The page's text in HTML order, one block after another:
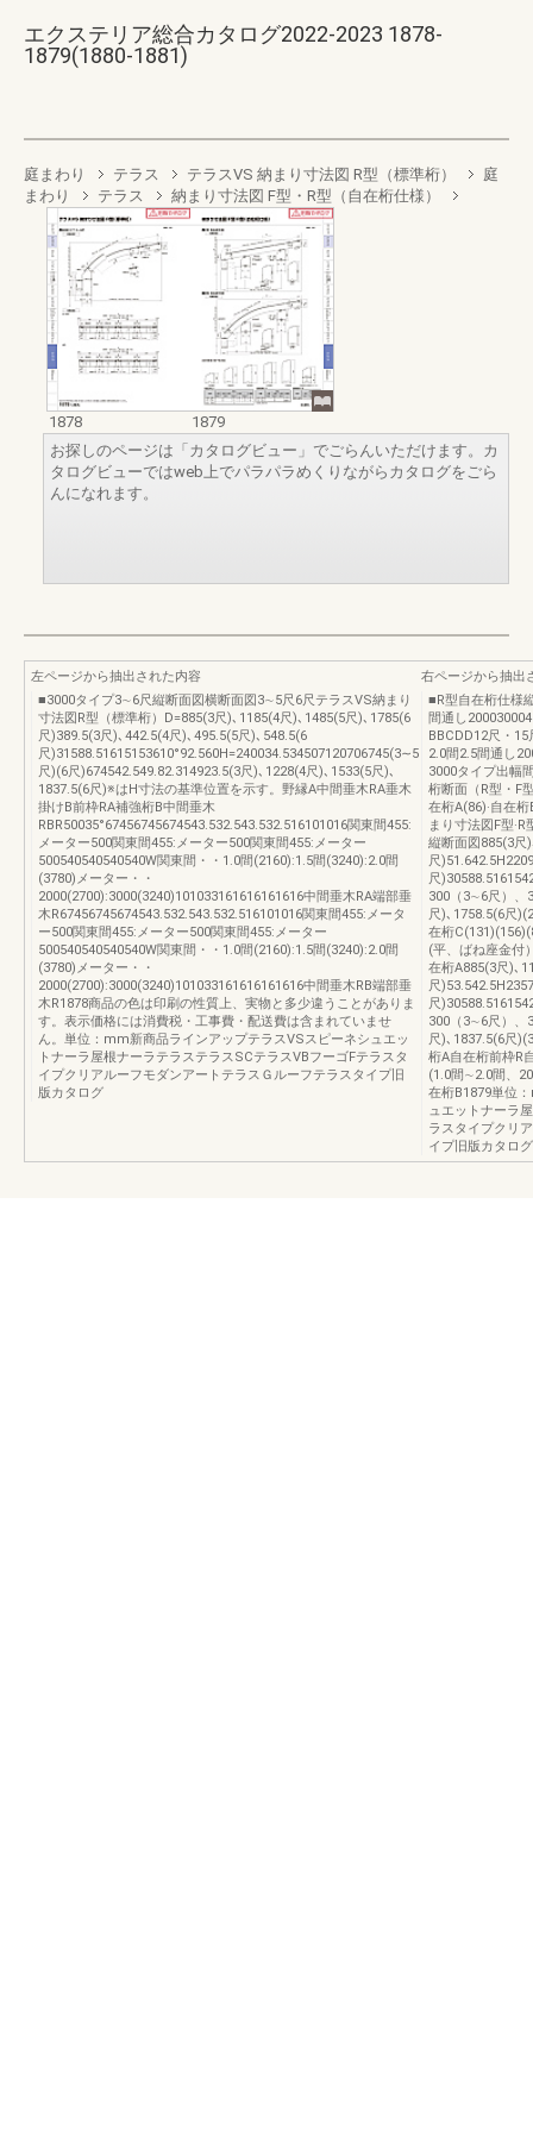
エクステリア総合カタログ2022-2023 1878-
1879(1880-1881)
庭まわり テラス テラスVS 納まり寸法図 R型（標準桁）
庭
まわり
テラス 納まり寸法図 F型・R型（自在桁仕様）
1878
1879
お探しのページは「カタログビュー」でごらんいただけます。カ
タログビューではweb上でパラパラめくりながらカタログをごら
んになれます。
左ページから抽出された内容
■3000タイプ3∼6尺縦断面図横断面図3∼5尺6尺テラスVS納まり
寸法図R型（標準桁）D=885(3尺)､1185(4尺)､1485(5尺)､1785(6
尺)389.5(3尺)､442.5(4尺)､495.5(5尺)､548.5(6
尺)31588.51615153610°92.560H=240034.534507120706745(3∼5
尺)(6尺)674542.549.82.314923.5(3尺)､1228(4尺)､1533(5尺)､
1837.5(6尺)※はH寸法の基準位置を示す。野縁A中間垂木RA垂木
掛けB前枠RA補強桁B中間垂木
RBR50035°67456745674543.532.543.532.516101016関東間455:
メーター500関東間455:メーター500関東間455:メーター
500540540540540W関東間・・1.0間(2160):1.5間(3240):2.0間
(3780)メーター・・
2000(2700):3000(3240)101033161616161616中間垂木RA端部垂
木R67456745674543.532.543.532.516101016関東間455:メータ
ー500関東間455:メーター500関東間455:メーター
500540540540540W関東間・・1.0間(2160):1.5間(3240):2.0間
(3780)メーター・・
2000(2700):3000(3240)101033161616161616中間垂木RB端部垂
木R1878商品の色は印刷の性質上、実物と多少違うことがありま
す。表示価格には消費税・工事費・配送費は含まれていませ
ん。単位：mm新商品ラインアップテラスVSスピーネシュエッ
トナーラ屋根ナーラテラステラスSCテラスVBフーゴFテラスタ
イプクリアルーフモダンアートテラスＧルーフテラスタイプ旧
版カタログ
右ページから抽出
■R型自在桁仕様
間通し
BBCDD12尺・
2.0間2.5間通し
3000タイプ出幅
桁断面（R型・F
在桁A(86)·自在桁
まり寸法図F型
縦断面図885(3尺
尺
尺
300（3∼6尺）、
尺)､1758.5(6尺
在桁
(平、ばね座金付
在桁A885(3尺)､
尺
尺
300（3∼6尺）、
尺)､1837.5(6尺
桁A自在桁前枠R
(1.0間∼2.0間、
在桁B1879単位
ュエットナーラ
ラスタイプクリ
イプ旧版カタログ